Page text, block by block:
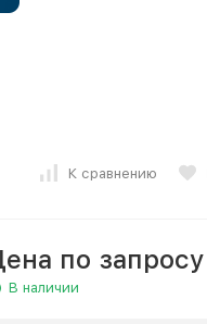
К сравнению
по запросу
В наличии